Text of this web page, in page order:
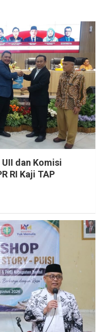
dan Komisi
RI Kaji TAP